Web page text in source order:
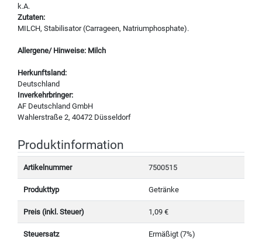
k.A.
Zutaten:
MILCH, Stabilisator (Carrageen, Natriumphosphate).
Allergene/ Hinweise: Milch
Herkunftsland:
Deutschland
Inverkehrbringer:
AF Deutschland GmbH
Wahlerstraße 2, 40472 Düsseldorf
Produktinformation
Artikelnummer 7500515
Produkttyp Getränke
Preis (inkl. Steuer) 1,09 €
Steuersatz Ermäßigt (7%)